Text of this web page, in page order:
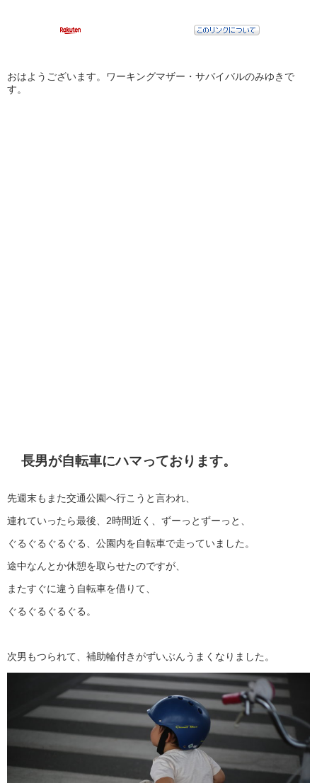
おはようございます。ワーキングマザー・サバイバルのみゆきで
す。
長男が自転車にハマっております。
先週末もまた交通公園へ行こうと言われ、
連れていったら最後、2時間近く、ずーっとずーっと、
ぐるぐるぐるぐる、公園内を自転車で走っていました。
途中なんとか休憩を取らせたのですが、
またすぐに違う自転車を借りて、
ぐるぐるぐるぐる。
次男もつられて、補助輪付きがずいぶんうまくなりました。